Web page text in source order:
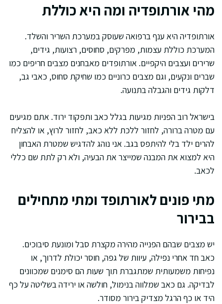
מהי אורתופדיה ומה היא כוללת
אורתופדיה היא ענף ברפואה שעוסק במערכת השריר והשלד.
המערכת כוללת עצמות, מפרקים, סחוסים, רצועות, גידים,
שרירים ועצבים היקפיים. אורתופדים מאבחנים מצבים חריפים כמו
שברים ונקעים, וגם מצבים כרוניים כמו שחיקת סחוס, כאבי גב,
דלקות גידים והגבלה בתנועה.
בישראל רוב הפניות מגיעות בגלל כאב ותפקוד ירוד. אתם מגיעים
עם מטרה ברורה, לחזור ללכת ללא כאב, לחזור לרוץ, או להצליח
להרים ילד בלי להיתפס בגב. אני נוהג להדגיש שמטרת האבחון
היא למצוא את המבנה שמייצר את הבעיה, ולא רק לתת שם כללי
לכאב.
מתי פונים לאורתופד ומתי מתחילים
בבירור
יש מצבים שבהם הפנייה מהירה מקצרת סבל ומונעת סיבוכים.
כאב חד אחרי נפילה, עיוות של גפה, חוסר יכולת לדרוך, או
נפיחות משמעותית שמתגברת תוך שעות הם סימנים שמכוונים
לבדיקה. גם כאב שמלווה בנימול, חולשה או ירידה בשליטה על כף
היד או כף הרגל מצדיק בירור מסודר.